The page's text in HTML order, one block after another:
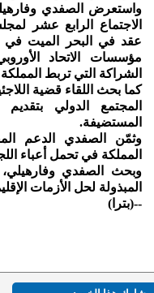
واستعرض الصفدي
الاجتماع الرابع عشر
مؤسسات الاتحاد
الشراكة التي تربط المملكة
كما بحث اللقاء قضية
المجتمع الدولي
المستضيفة.
وثمّن الصفدي الدعم
المملكة في تحمل أعباء
وبحث الصفدي وفارهيلي،
المبذولة لحل الأزمات
--(بترا)